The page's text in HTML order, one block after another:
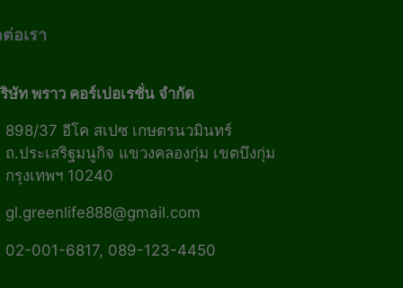
อเรา
ษัท พราว คอร์เปอเรชั่น จำกัด
898/37 อีโค สเปซ เกษตรนวมินทร์
ถ.ประเสริฐมนูกิจ แขวงคลองกุ่ม เขตบึงกุ่ม
กรุงเทพฯ 10240
gl.greenlife888@gmail.com
02-001-6817, 089-123-4450